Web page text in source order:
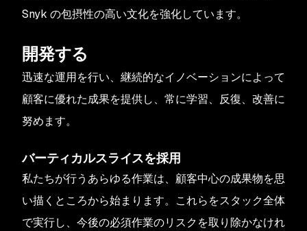
Snyk の包摂性の高い文化を強化しています。
開発する
迅速な運用を行い、継続的なイノベーションによって
顧客に優れた成果を提供し、常に学習、反復、改善に
努めます。
バーティカルスライスを採用
私たちが行うあらゆる作業は、顧客中心の成果物を思
い描くところから始まります。これらをスタック全体
で実行し、今後の必須作業のリスクを取り除かなけれ